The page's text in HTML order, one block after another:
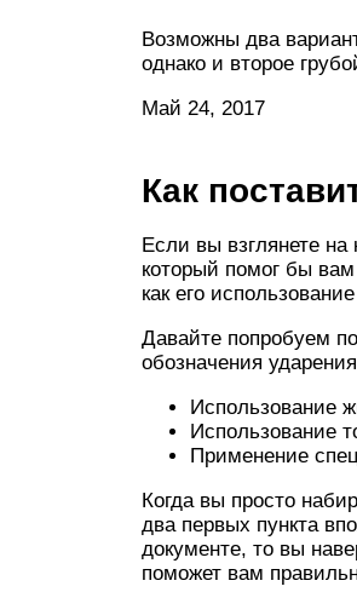
Возможны два
однако и второе
Май 24, 2017
Как
Если вы взглянете на
который помог бы
как его
Давайте попробуем
обозначения
Использование
Использование
Применение
Когда вы просто
два первых пункта
документе, то вы
поможет вам